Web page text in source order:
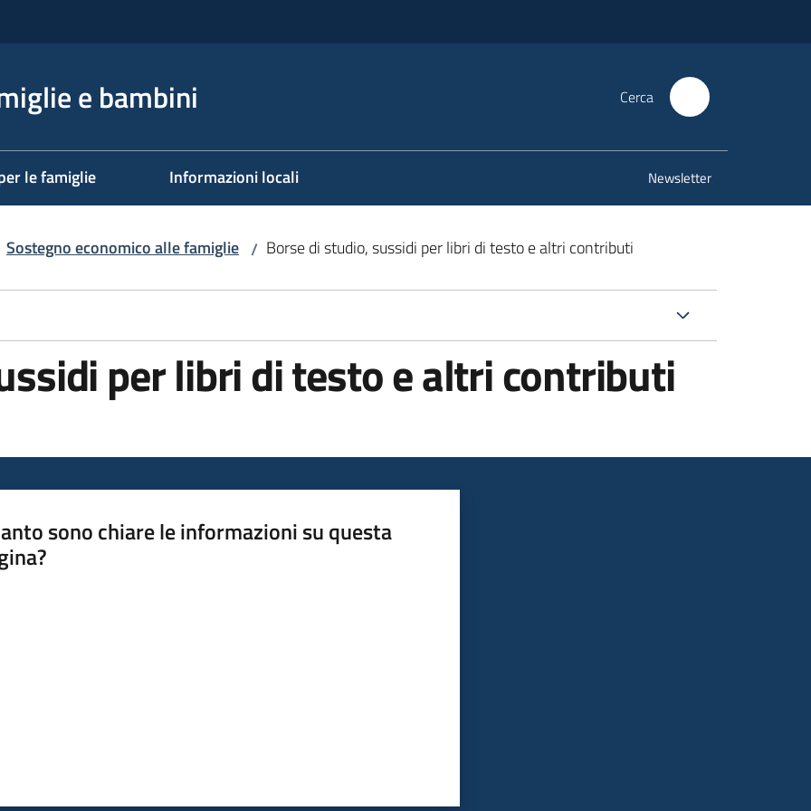
e bambini Cerca
le famiglie Informazioni locali Newsletter
Sostegno economico alle famiglie / Borse di studio, sussidi per libri di testo e altri contributi
per libri di testo e altri contributi
sono chiare le informazioni su questa